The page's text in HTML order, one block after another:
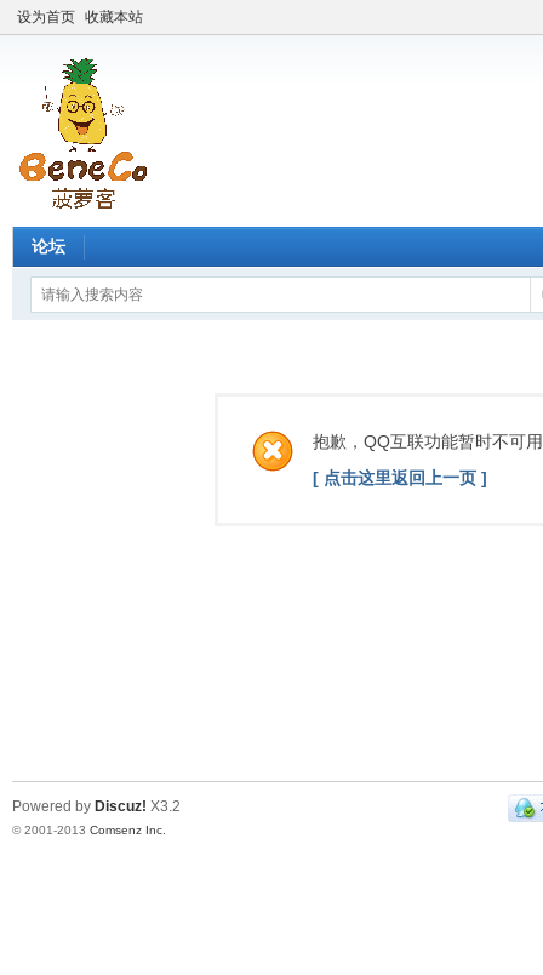
设为首页 收藏本站
论坛
抱歉，QQ互联功能暂时不可用
[ 点击这里返回上一页 ]
Powered by Discuz! X3.2
© 2001-2013 Comsenz Inc.